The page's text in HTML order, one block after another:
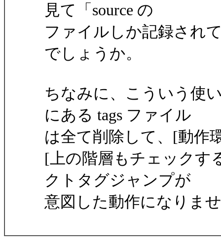
見て「source の
ファイルしか記録され
でしょうか。
ちなみに、こういう使
にある tags ファイル
は全て削除して、[動作
[上の階層もチェックす
クトタグジャンプが
意図した動作になりま